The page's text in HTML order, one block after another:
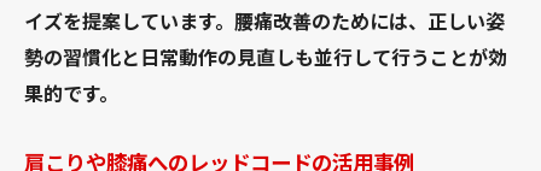
イズを提案しています。腰痛改善のためには、正しい姿
勢の習慣化と日常動作の見直しも並行して行うことが効
果的です。
肩こりや膝痛へのレッドコードの活用事例